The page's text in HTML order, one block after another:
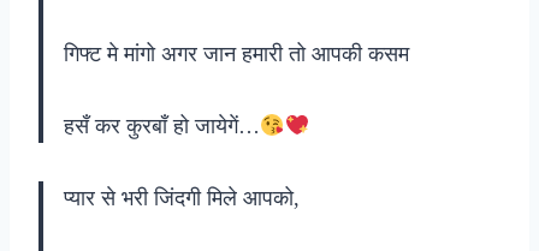
गिफ्ट मे मांगो अगर जान हमारी तो आपकी कसम
हसँ कर कुरबाँ हो जायेगें…
प्यार से भरी जिंदगी मिले आपको,